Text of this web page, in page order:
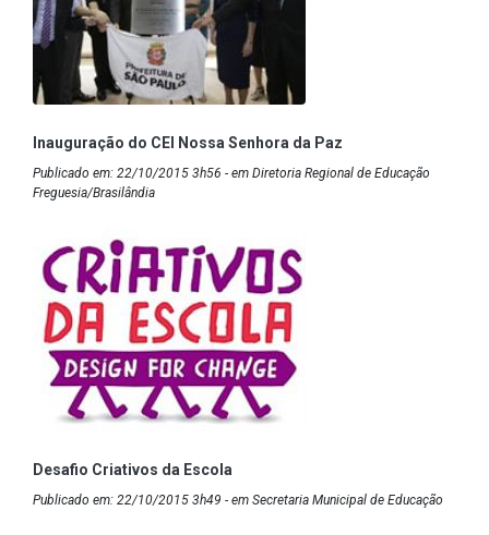
Inauguração do CEI Nossa Senhora da Paz
Publicado em: 22/10/2015 3h56 - em Diretoria Regional de Educação
Freguesia/Brasilândia
Desafio Criativos da Escola
Publicado em: 22/10/2015 3h49 - em Secretaria Municipal de Educação